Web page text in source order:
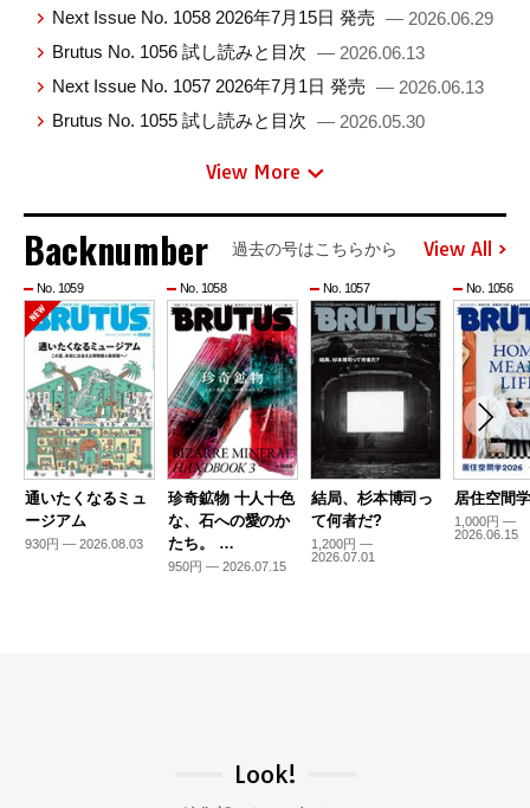
Next Issue No. 1058 2026年7月15日 発売 — 2026.06.29
Brutus No. 1056 試し読みと目次 — 2026.06.13
Next Issue No. 1057 2026年7月1日 発売 — 2026.06.13
Brutus No. 1055 試し読みと目次 — 2026.05.30
View More
Backnumber 過去の号はこちらから View All
No. 1059
通いたくなるミュ
ージアム
930円 — 2026.08.03
No. 1058
珍奇鉱物 十人十色
な、石への愛のか
たち。 …
950円 — 2026.07.15
No. 1057
結局、杉本博司っ
て何者だ?
1,200円 —
2026.07.01
No. 1056
居住空間
1,000円 —
2026.06.15
Look!